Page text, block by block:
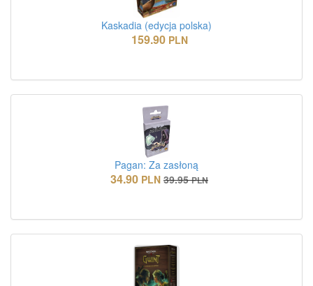
Kaskadia (edycja polska)
159.90 PLN
Pagan: Za zasłoną
34.90 PLN 39.95 PLN